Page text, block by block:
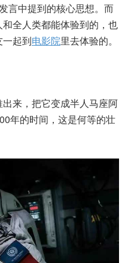
言中提到的核心思想。而
全人类都能体验到的，也
起到电影院里去体验的。
来，把它变成半人马座阿
年的时间，这是何等的壮